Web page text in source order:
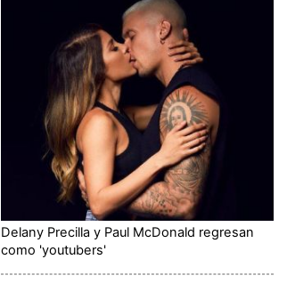
Delany Precilla y Paul McDonald regresan
como 'youtubers'